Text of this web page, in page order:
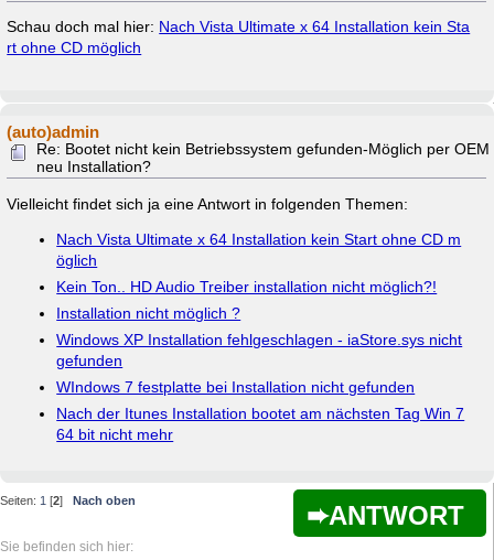
Schau doch mal hier: Nach Vista Ultimate x 64 Installation kein Sta
rt ohne CD möglich
(auto)admin
Re: Bootet nicht kein Betriebssystem gefunden-Möglich per OEM
neu Installation?
Vielleicht findet sich ja eine Antwort in folgenden Themen:
Nach Vista Ultimate x 64 Installation kein Start ohne CD m
öglich
Kein Ton.. HD Audio Treiber installation nicht möglich?!
Installation nicht möglich ?
Windows XP Installation fehlgeschlagen - iaStore.sys nicht
gefunden
WIndows 7 festplatte bei Installation nicht gefunden
Nach der Itunes Installation bootet am nächsten Tag Win 7
64 bit nicht mehr
ANTWORT
Seiten: 1 [2] Nach oben